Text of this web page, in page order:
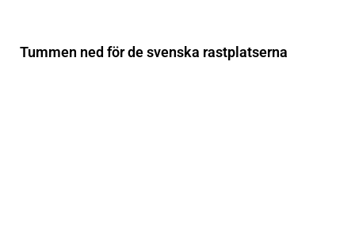
Tummen ned för de svenska rastplatserna